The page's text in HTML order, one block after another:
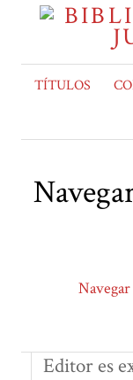
TÍTULOS
Editor es